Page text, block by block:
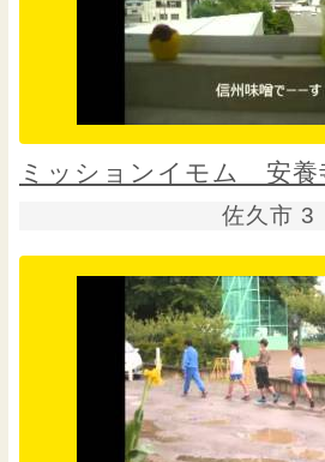
佐久市 3